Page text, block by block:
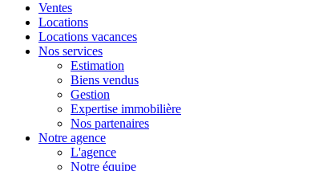
Ventes
Locations
Locations vacances
Nos services
Estimation
Biens vendus
Gestion
Expertise immobilière
Nos partenaires
Notre agence
L'agence
Notre équipe